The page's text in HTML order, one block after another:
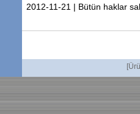
2012-11-21 | Bütün haklar
[